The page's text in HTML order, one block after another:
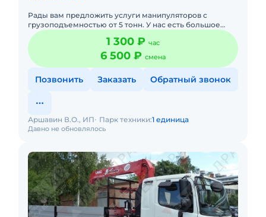
Рады вам предложить услуги манипуляторов с
грузоподъемностью от 5 тонн. У нас есть большое
количество вариантов. Спецтехника на любой вкус.
Длинномеры и автокра1 300 ₽ час
6 500 ₽ смена
Позвонить Заказать Обратный звонок
Давно не обновлялось
Аршавин В.О., ИП Парк техники:1 единица